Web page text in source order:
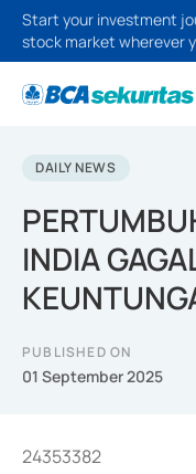
Start your investment
stock market wherever
DAILY NEWS
INDIA
PUBLISHED ON
01 September 2025
24353382